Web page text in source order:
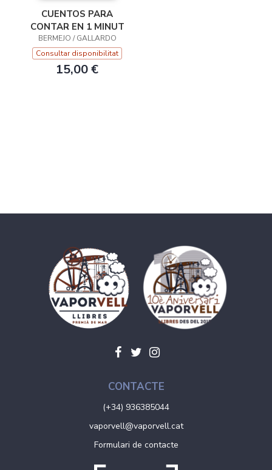
CUENTOS PARA
CONTAR EN 1 MINUT
BERMEJO / GALLARDO
Consultar disponibilitat
15,00 €
CONTACTE
(+34) 936385044
vaporvell@vaporvell.cat
Formulari de contacte